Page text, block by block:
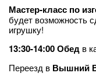
Мастер-класс по
будет возможность
игрушку!
13:30-14:00 Обед в
Переезд в Вышний